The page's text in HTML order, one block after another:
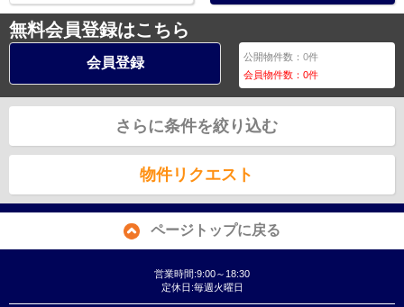
無料会員登録はこちら
会員登録 公開物件数：0件
会員物件数：0件
さらに条件を絞り込む
物件リクエスト
ページトップに戻る
営業時間:9:00～18:30
定休日:毎週火曜日